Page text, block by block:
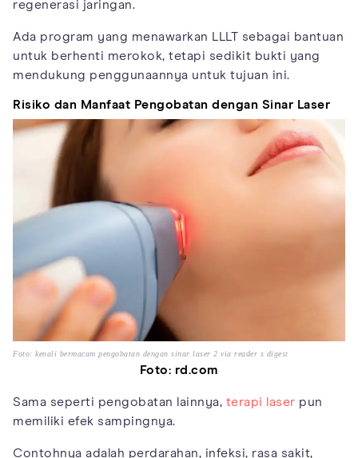
regenerasi jaringan.
Ada program yang menawarkan LLLT sebagai bantuan
untuk berhenti merokok, tetapi sedikit bukti yang
mendukung penggunaannya untuk tujuan ini.
Risiko dan Manfaat Pengobatan dengan Sinar Laser
Foto: kenali bermacam pengobatan dengan sinar laser 2 via reader s digest
Foto: rd.com
Sama seperti pengobatan lainnya, terapi laser pun
memiliki efek sampingnya.
Contohnya adalah perdarahan, infeksi, rasa sakit,